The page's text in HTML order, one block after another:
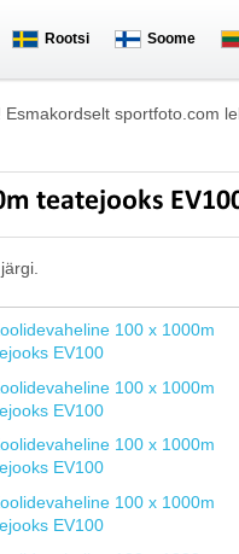
Rootsi Soome
Esmakordselt sportfoto.com
teatejooks